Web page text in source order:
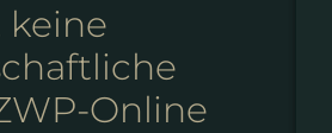
keine
Online